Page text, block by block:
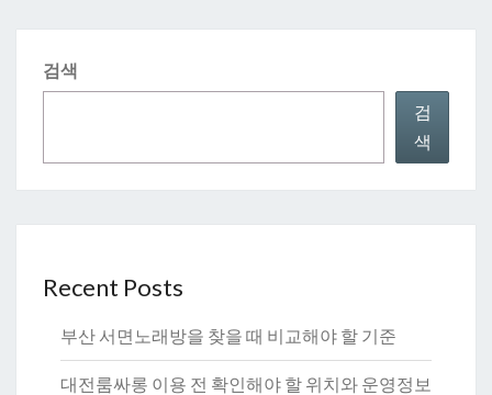
검색
검
색
Recent Posts
부산 서면노래방을 찾을 때 비교해야 할 기준
대전룸싸롱 이용 전 확인해야 할 위치와 운영정보